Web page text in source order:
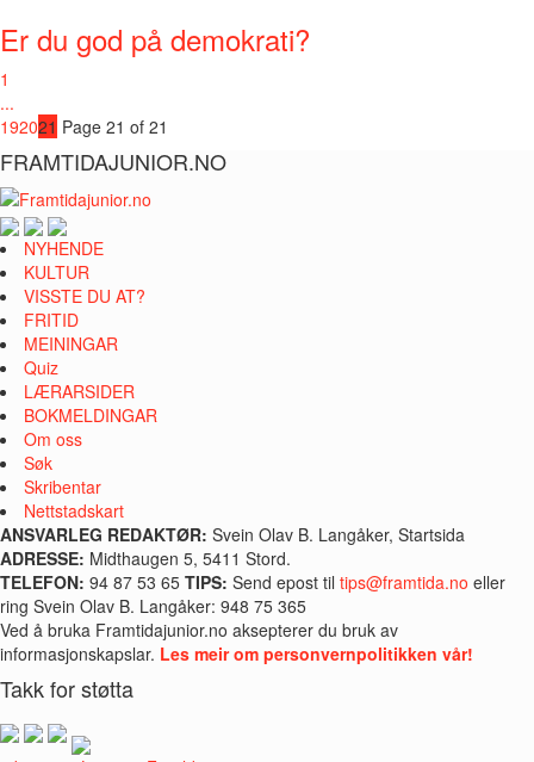
Er du god på demokrati?
1
...
192021 Page 21 of 21
FRAMTIDAJUNIOR.NO
NYHENDE
KULTUR
VISSTE DU AT?
FRITID
MEININGAR
Quiz
LÆRARSIDER
BOKMELDINGAR
Om oss
Søk
Skribentar
Nettstadskart
ANSVARLEG REDAKTØR: Svein Olav B. Langåker, Startsida
ADRESSE: Midthaugen 5, 5411 Stord.
TELEFON: 94 87 53 65 TIPS: Send epost til tips@framtida.no eller
ring Svein Olav B. Langåker: 948 75 365
Ved å bruka Framtidajunior.no aksepterer du bruk av
informasjonskapslar. Les meir om personvernpolitikken vår!
Takk for støtta